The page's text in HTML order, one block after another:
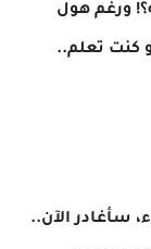
ورغم هول
كنت تعلم..
سأغادر الآن..